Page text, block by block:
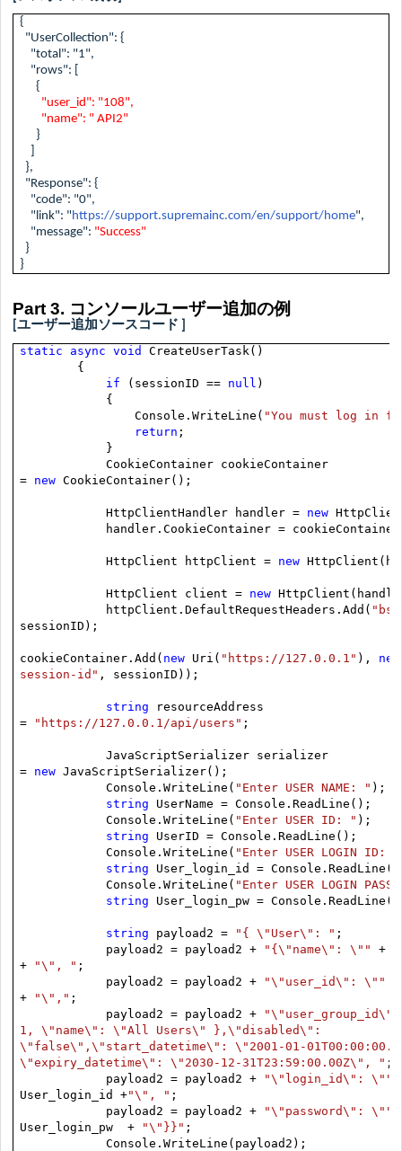
{
"UserCollection": {
"total": "1",
"rows": [
{
"user_id": "108",
"name": " API2"
}
},
"Response": {
"code": "0",
"link": "https://support.supremainc.com/en/support/home",
"message": "Success"
}
}
Part 3. コンソールユーザー追加の例
[ユーザー追加 ソースコード
static
async void
CreateUserTask()
{
if (sessionID == null )
{
Console.WriteLine( "You must log in
return ;
}
CookieContainer cookieContainer
= new CookieContainer();
HttpClientHandler handler = new
handler.CookieContainer =
HttpClient httpClient = new
HttpClient client = new
httpClient.DefaultRequestHeaders.Add(
sessionID);
cookieContainer.Add( new Uri( " https://127.0.0.1 " ), new
session-id" , sessionID));
string resourceAddress
=
" https://127.0.0.1/api/users " ;
JavaScriptSerializer serializer
= new JavaScriptSerializer();
Console.WriteLine( "Enter USER NAME: " );
string UserName = Console.ReadLine();
Console.WriteLine( "Enter USER ID: " );
string UserID = Console.ReadLine();
Console.WriteLine( "Enter USER LOGIN ID: "
string User_login_id =
Console.WriteLine( "Enter USER LOGIN
string User_login_pw =
string payload2 = "{ \"User\": " ;
payload2 = payload2 +
"{\"name\": \""
+
+
"\", " ;
payload2 = payload2 +
"\"user_id\": \""
+
"\"," ;
payload2 = payload2 +
1, \"name\": \"All Users\" },\"disabled\":
\"false\",\"start_datetime\": \"2001-01-
\"expiry_datetime\": \"2030-12-31T23:59:00.00Z\", " ;
payload2 = payload2 +
"\"login_id\": \""
User_login_id +"\", " ;
payload2 = payload2 +
"\"password\": \""
User_login_pw +
"\"}}" ;
Console.WriteLine(payload2);